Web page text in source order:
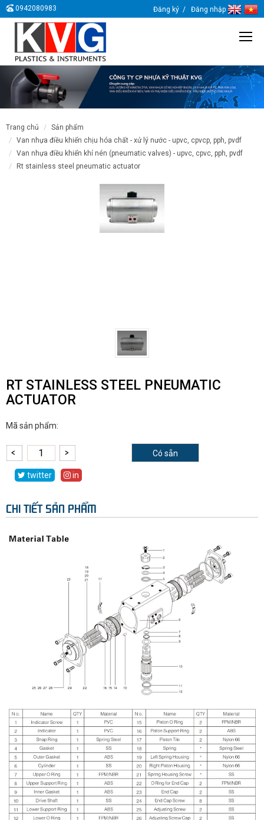
0942080983 Đăng ký Đăng nhập
trang chủ
sản phẩm
van nhựa điều khiển chịu hóa chất - xử lý nước - upvc, cpvcp, pph, pvdf
van nhựa điều khiển khí nén (pneumatic valves) - upvc, cpvc, pph, pvdf
rt stainless steel pneumatic actuator
RT STAINLESS STEEL PNEUMATIC
ACTUATOR
Mã sản phẩm:
Có sẵn
twitter in
CHI TIẾT SẢN PHẨM